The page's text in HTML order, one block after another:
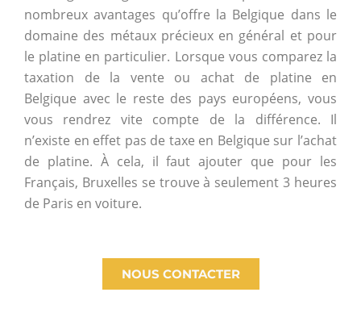
nombreux avantages qu’offre la Belgique dans le
domaine des métaux précieux en général et pour
le platine en particulier. Lorsque vous comparez la
taxation de la vente ou achat de platine en
Belgique avec le reste des pays européens, vous
vous rendrez vite compte de la différence. Il
n’existe en effet pas de taxe en Belgique sur l’achat
de platine. À cela, il faut ajouter que pour les
Français, Bruxelles se trouve à seulement 3 heures
de Paris en voiture.
NOUS CONTACTER